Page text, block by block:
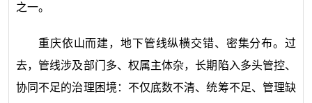
之一。
重庆依山而建，地下管线纵横交错、密集分布。过
去，管线涉及部门多、权属主体杂，长期陷入多头管控、
协同不足的治理困境：不仅底数不清、统筹不足、管理缺